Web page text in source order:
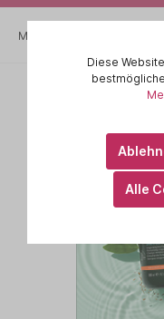
Marken A-Z
Diese
Alle